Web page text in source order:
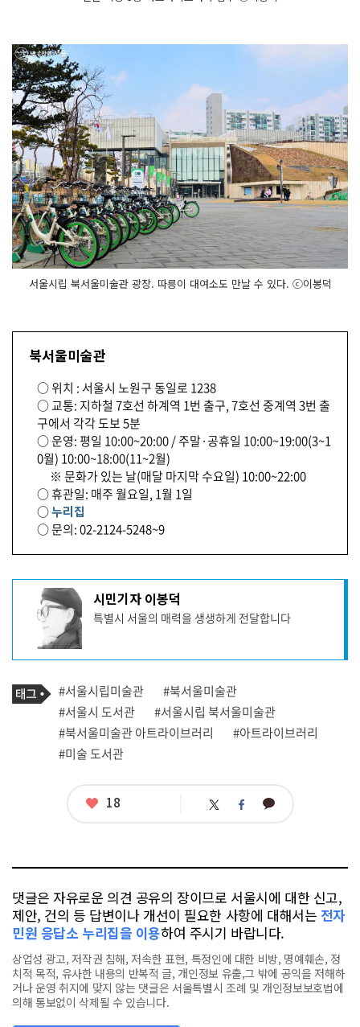
서울시립 북서울미술관 광장. 따릉이 대여소도 만날 수 있다. ⓒ이봉덕
북서울미술관
○ 위치 : 서울시 노원구 동일로 1238
○ 교통: 지하철 7호선 하계역 1번 출구, 7호선 중계역 3번 출
구에서 각각 도보 5분
○ 운영: 평일 10:00~20:00 / 주말·공휴일 10:00~19:00(3~1
0월) 10:00~18:00(11~2월)
※ 문화가 있는 날(매달 마지막 수요일) 10:00~22:00
○ 휴관일: 매주 월요일, 1월 1일
○누리집
○ 문의: 02-2124-5248~9
프
필
시민기자 이봉덕
특별시 서울의 매력을 생생하게 전달합니다
기
사
관
련
태
그
태
그
#서울시립미술관
#북서울미술관
#서울시 도서관
#서울시립 북서울미술관
#북서울미술관 아트라이브러리
#아트라이브러리
#미술 도서관
좋
18 트 페 카
댓글은 자유로운 의견 공유의 장이므로 서울시에 대한 신고,
제안, 건의 등 답변이나 개선이 필요한 사항에 대해서는 전자
민원 응답소 누리집을 이용하여 주시기 바랍니다.
상업성 광고, 저작권 침해, 저속한 표현, 특정인에 대한 비방, 명예훼손, 정
치적 목적, 유사한 내용의 반복적 글, 개인정보 유출,그 밖에 공익을 저해하
거나 운영 취지에 맞지 않는 댓글은 서울특별시 조례 및 개인정보보호법에
의해 통보없이 삭제될 수 있습니다.